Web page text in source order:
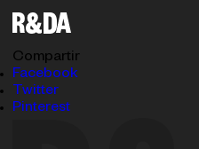
10.05.2024
Compartir
Facebook
Twitter
Pinterest